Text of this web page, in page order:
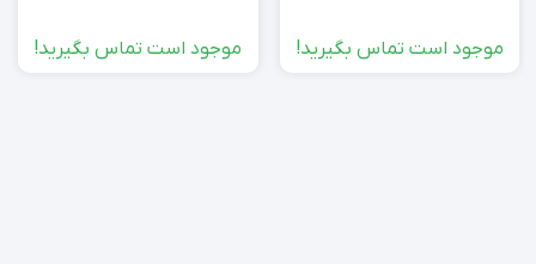
موجود است تماس بگیرید! موجود است تماس بگیرید!